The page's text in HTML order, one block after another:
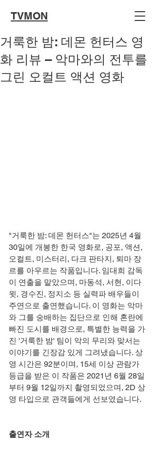
TVMON
거룩한 밤: 데몬 헌터스 영
화 리뷰 – 악마와의 전투를
그린 오컬트 액션 영화
"거룩한 밤: 데몬 헌터스"는 2025년 4월
30일에 개봉한 한국 영화로, 공포, 액션,
오컬트, 미스터리, 다크 판타지, 퇴마 장
르를 아우르는 작품입니다. 임대희 감독
이 연출을 맡았으며, 마동석, 서현, 이다
윗, 경수진, 정지소 등 실력파 배우들이
주연으로 출연했습니다. 이 영화는 악마
와 그를 숭배하는 집단으로 인해 혼란에
빠진 도시를 배경으로, 특별한 능력을 가
진 '거룩한 밤' 팀이 악의 무리와 맞서는
이야기를 긴장감 있게 그려냈습니다. 상
영 시간은 92분이며, 15세 이상 관람가
등급을 받은 이 작품은 2021년 6월 28일
부터 9월 12일까지 촬영되었으며, 2D 상
영 타입으로 관객들에게 선보였습니다.
출연자 소개